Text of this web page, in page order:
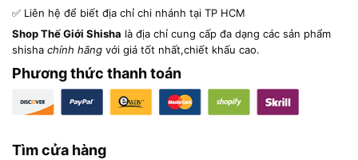
✅ Liên hệ để biết địa chỉ chi nhánh tại TP HCM
Shop Thế Giới Shisha là địa chỉ cung cấp đa dạng các sản phẩm
shisha chính hãng với giá tốt nhất,chiết khấu cao.
Phương thức thanh toán
Tìm cửa hàng